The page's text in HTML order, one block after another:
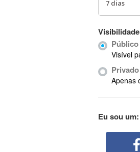
ABIS
Ableton Live
Abstract
Público
Visível
Privado
Apenas
Eu sou um: